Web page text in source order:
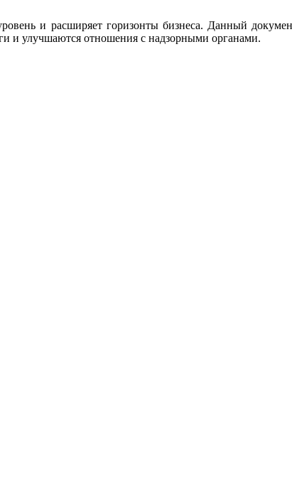
и расширяет горизонты бизнеса. Данный
и улучшаются отношения с надзорными органами.